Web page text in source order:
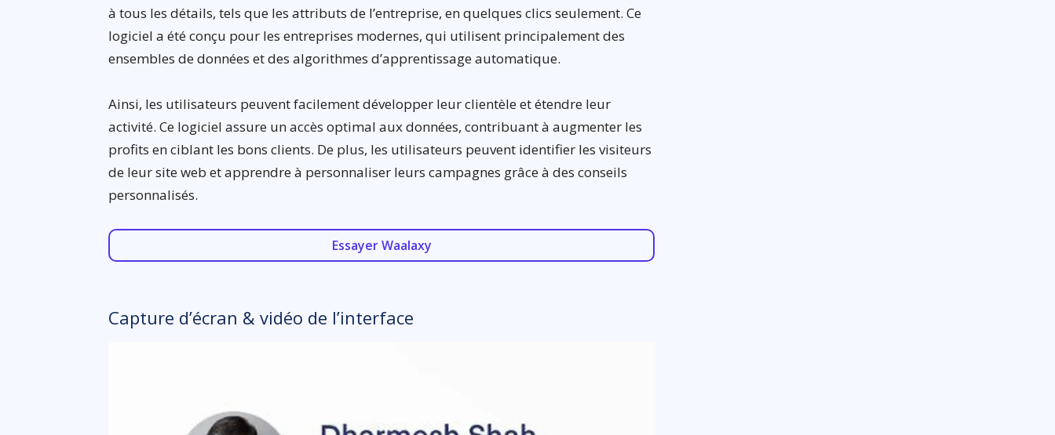
à tous les détails, tels que les attributs de l’entreprise, en quelques clics seulement. Ce
logiciel a été conçu pour les entreprises modernes, qui utilisent principalement des
ensembles de données et des algorithmes d’apprentissage automatique.
Ainsi, les utilisateurs peuvent facilement développer leur clientèle et étendre leur
activité. Ce logiciel assure un accès optimal aux données, contribuant à augmenter les
profits en ciblant les bons clients. De plus, les utilisateurs peuvent identifier les visiteurs
de leur site web et apprendre à personnaliser leurs campagnes grâce à des conseils
personnalisés.
Essayer Waalaxy
Capture d’écran & vidéo de l’interface